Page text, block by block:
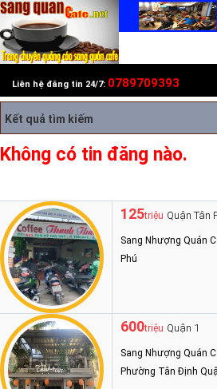
Liên hệ đăng tin 24/7: 0789709393
Kết quả tìm kiếm
Không có tin đăng nào.
125triệu Quận Tân
Sang Nhượng Quán
Phú
600triệu Quận 1
Sang Nhượng Quán
Phường Tân Định